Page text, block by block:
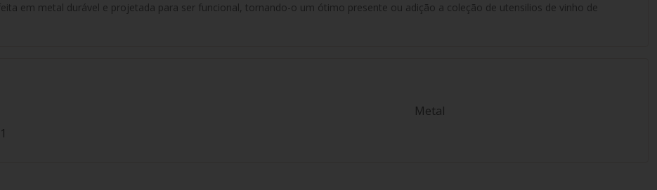
em metal durável e projetada para ser funcional, tornando-o um ótimo presente ou adição a coleção de utensilios de vinho de
Metal